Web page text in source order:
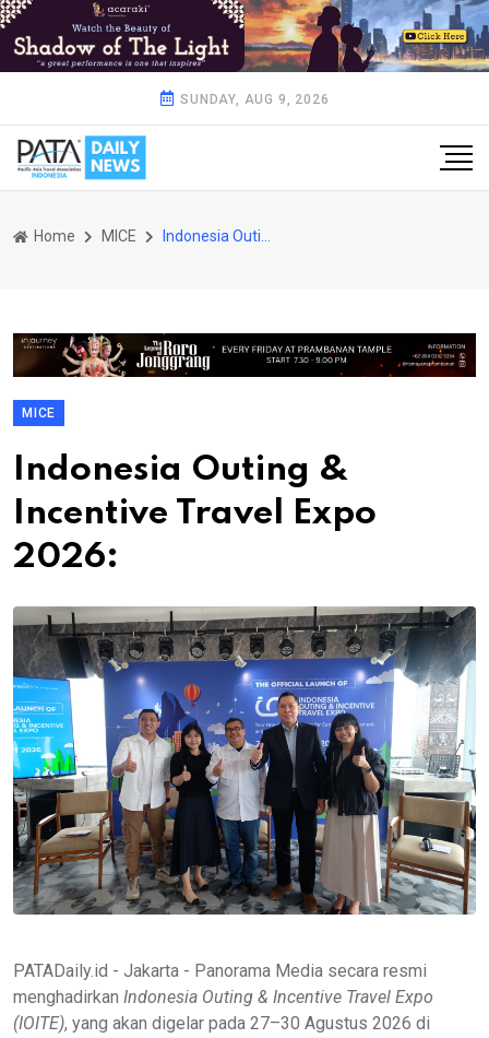
SUNDAY, AUG 9, 2026
Home MICE Indonesia Outing & Incentive Travel Expo 2026:
MICE
Indonesia Outing &
Incentive Travel Expo
2026:
PATADaily.id - Jakarta - Panorama Media secara resmi
menghadirkan Indonesia Outing & Incentive Travel Expo
(IOITE), yang akan digelar pada 27–30 Agustus 2026 di